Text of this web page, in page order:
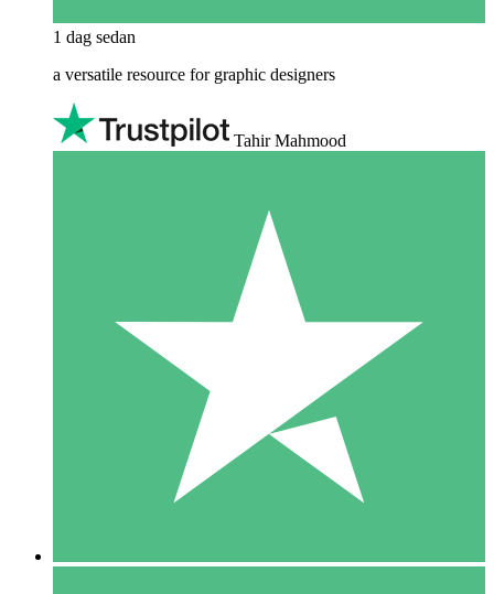
1 dag sedan
a versatile resource for graphic designers
Tahir Mahmood